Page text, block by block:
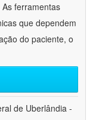
ferramentas
que dependem
do paciente, o
de Uberlândia -